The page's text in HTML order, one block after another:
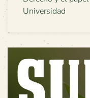
Universidad